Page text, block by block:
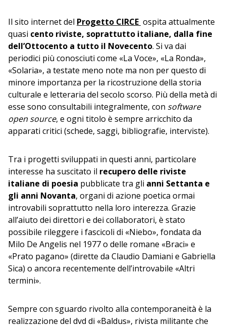
Il sito internet del Progetto CIRCE ospita attualmente
quasi cento riviste, soprattutto italiane, dalla fine
dell’Ottocento a tutto il Novecento. Si va dai
periodici più conosciuti come «La Voce», «La Ronda»,
«Solaria», a testate meno note ma non per questo di
minore importanza per la ricostruzione della storia
culturale e letteraria del secolo scorso. Più della metà di
esse sono consultabili integralmente, con software
open source, e ogni titolo è sempre arricchito da
apparati critici (schede, saggi, bibliografie, interviste).
Tra i progetti sviluppati in questi anni, particolare
interesse ha suscitato il recupero delle riviste
italiane di poesia pubblicate tra gli anni Settanta e
gli anni Novanta, organi di azione poetica ormai
introvabili soprattutto nella loro interezza. Grazie
all’aiuto dei direttori e dei collaboratori, è stato
possibile rileggere i fascicoli di «Niebo», fondata da
Milo De Angelis nel 1977 o delle romane «Braci» e
«Prato pagano» (dirette da Claudio Damiani e Gabriella
Sica) o ancora recentemente dell’introvabile «Altri
termini».
Sempre con sguardo rivolto alla contemporaneità è la
realizzazione del dvd di «Baldus», rivista militante che